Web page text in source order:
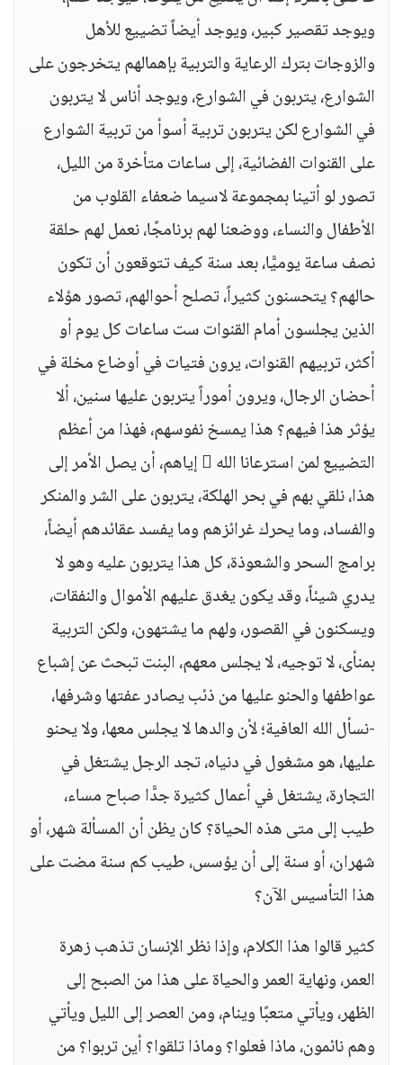
ويوجد تقصير كبير، ويوجد أيضاً تضييع للأهل
والزوجات بترك الرعاية والتربية بإهمالهم يتخرجون على
الشوارع، يتربون في الشوارع، ويوجد أناس لا يتربون
في الشوارع لكن يتربون تربية أسوأ من تربية الشوارع
على القنوات الفضائية، إلى ساعات متأخرة من الليل،
تصور لو أتينا بمجموعة لاسيما ضعفاء القلوب من
الأطفال والنساء، ووضعنا لهم برنامجًا، نعمل لهم حلقة
نصف ساعة يوميًّا، بعد سنة كيف تتوقعون أن تكون
حالهم؟ يتحسنون كثيراً، تصلح أحوالهم، تصور هؤلاء
الذين يجلسون أمام القنوات ست ساعات كل يوم أو
أكثر، تربيهم القنوات، يرون فتيات في أوضاع مخلة في
أحضان الرجال، ويرون أموراً يتربون عليها سنين، ألا
يؤثر هذا فيهم؟ هذا يمسخ نفوسهم، فهذا من أعظم
التضييع لمن استرعانا الله  إياهم، أن يصل الأمر إلى
هذا، نلقي بهم في بحر الهلكة، يتربون على الشر والمنكر
والفساد، وما يحرك غرائزهم وما يفسد عقائدهم أيضاً،
برامج السحر والشعوذة، كل هذا يتربون عليه وهو لا
يدري شيئاً، وقد يكون يغدق عليهم الأموال والنفقات،
ويسكنون في القصور، ولهم ما يشتهون، ولكن التربية
بمنأى، لا توجيه، لا يجلس معهم، البنت تبحث عن إشباع
عواطفها والحنو عليها من ذئب يصادر عفتها وشرفها،
-نسأل الله العافية؛ لأن والدها لا يجلس معها، ولا يحنو
عليها، هو مشغول في دنياه، تجد الرجل يشتغل في
التجارة، يشتغل في أعمال كثيرة جدًّا صباح مساء،
طيب إلى متى هذه الحياة؟ كان يظن أن المسألة شهر، أو
شهران، أو سنة إلى أن يؤسس، طيب كم سنة مضت على
هذا التأسيس الآن؟
كثير قالوا هذا الكلام، وإذا نظر الإنسان تذهب زهرة
العمر، ونهاية العمر والحياة على هذا من الصبح إلى
الظهر، ويأتي متعبًا وينام، ومن العصر إلى الليل ويأتي
وهم نائمون، ماذا فعلوا؟ وماذا تلقوا؟ أين تربوا؟ من